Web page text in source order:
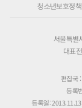
청소년보호정책
서울특별
대표
편집국
등록
등록일: 2013.11.13